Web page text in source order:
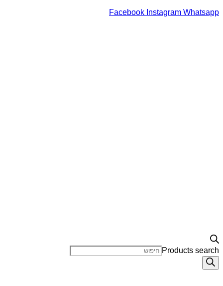
Facebook Instagram Whatsapp
Products search